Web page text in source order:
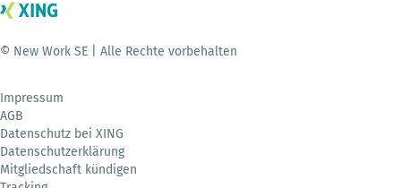
© New Work SE | Alle Rechte vorbehalten
Impressum
AGB
Datenschutz bei XING
Datenschutzerklärung
Mitgliedschaft kündigen